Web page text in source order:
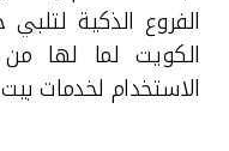
الفروع الذكية
الكويت لما لها
الاستخدام لخدمات